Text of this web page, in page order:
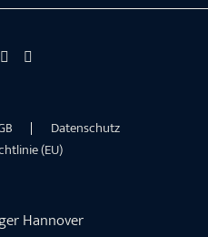
Datenschutz
(EU)
Hannover